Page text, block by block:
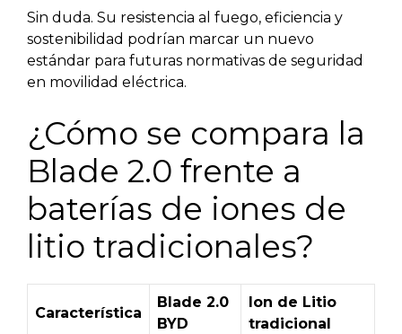
Sin duda. Su resistencia al fuego, eficiencia y
sostenibilidad podrían marcar un nuevo
estándar para futuras normativas de seguridad
en movilidad eléctrica.
¿Cómo se compara la
Blade 2.0 frente a
baterías de iones de
litio tradicionales?
Característica
Blade 2.0
BYD
Ion de Litio
tradicional